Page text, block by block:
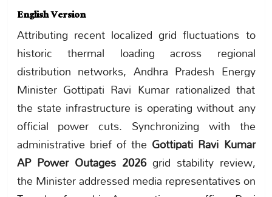
English Version
Attributing recent localized grid fluctuations to
historic thermal loading across regional
distribution networks, Andhra Pradesh Energy
Minister Gottipati Ravi Kumar rationalized that
the state infrastructure is operating without any
official power cuts. Synchronizing with the
administrative brief of the Gottipati Ravi Kumar
AP Power Outages 2026grid stability review,
the Minister addressed media representatives on